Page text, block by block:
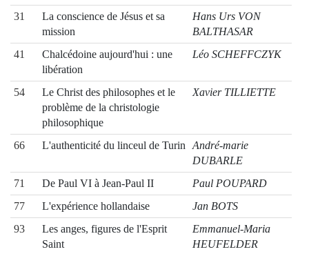
31
La conscience de Jésus et sa
mission
Hans Urs VON
BALTHASAR
41
Chalcédoine aujourd'hui : une
libération
Léo SCHEFFCZYK
54
Le Christ des philosophes et le
problème de la christologie
philosophique
Xavier TILLIETTE
66 L'authenticité du linceul de Turin
André-marie
DUBARLE
71
De Paul VI à Jean-Paul II
Paul POUPARD
77
L'expérience hollandaise
Jan BOTS
93
Les anges, figures de l'Esprit
Saint
Emmanuel-Maria
HEUFELDER